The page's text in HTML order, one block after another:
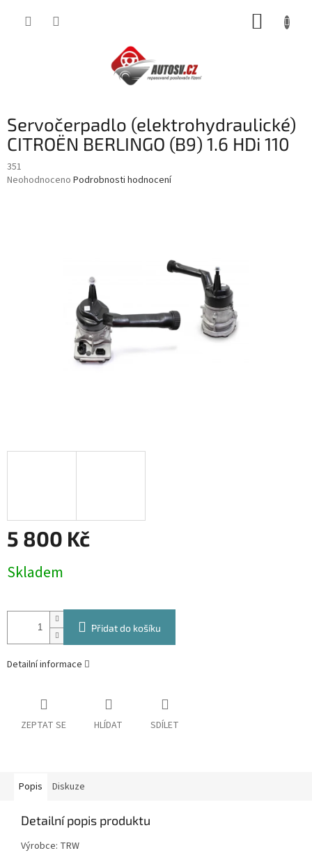
Servočerpadlo (elektrohydraulické)
CITROËN BERLINGO (B9) 1.6 HDi 110
351
Průměrné
Neohodnoceno Podrobnosti hodnocení
5 800 Kč
cena:
Skladem
Přidat do košíku
Detailní informace
ZEPTAT SE HLÍDAT SDÍLET
Popis Diskuze
Detailní popis produktu
Výrobce: TRW